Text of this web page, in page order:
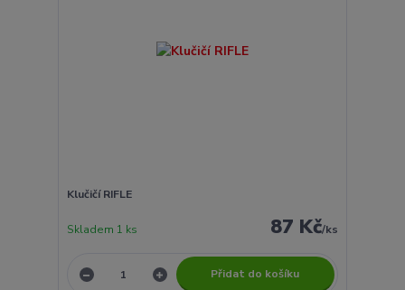
Klučičí RIFLE
87 Kč/ks
Skladem 1 ks
Přidat do košíku